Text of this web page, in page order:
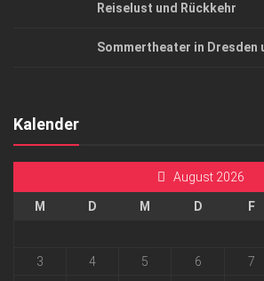
Reiselust und Rückkehr
Sommertheater in Dresden
Kalender
August 2026
M D M D F
3
4 5 6 7